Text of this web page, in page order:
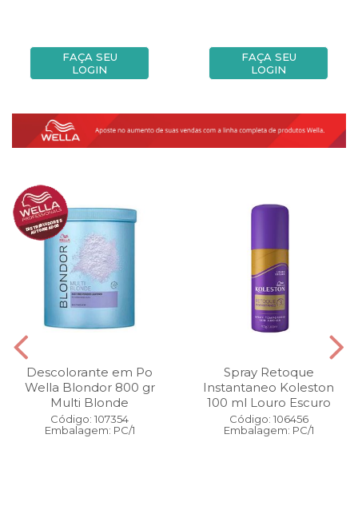
FAÇA SEU
LOGIN
FAÇA SEU
LOGIN
Descolorante em Po
Wella Blondor 800 gr
Multi Blonde
Código: 107354
Embalagem: PC/1
Spray Retoque
Instantaneo Koleston
100 ml Louro Escuro
Código: 106456
Embalagem: PC/1